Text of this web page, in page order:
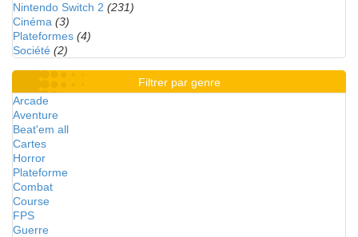
Nintendo Switch 2 (231)
Cinéma (3)
Plateformes (4)
Société (2)
Filtrer par genre
Arcade
Aventure
Beat'em all
Cartes
Horror
Plateforme
Combat
Course
FPS
Guerre